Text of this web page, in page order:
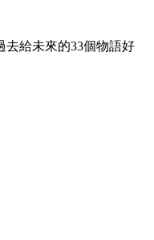
去給未來的33個物語好